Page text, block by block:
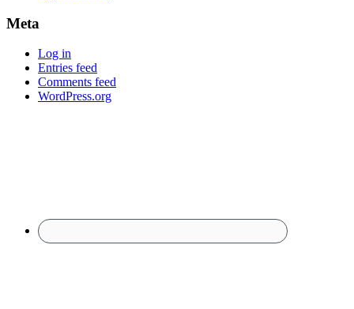
Meta
Log in
Entries feed
Comments feed
WordPress.org